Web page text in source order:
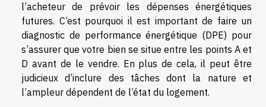
l’acheteur de prévoir les dépenses énergétiques
futures. C’est pourquoi il est important de faire un
diagnostic de performance énergétique (DPE) pour
s’assurer que votre bien se situe entre les points A et
D avant de le vendre. En plus de cela, il peut être
judicieux d’inclure des tâches dont la nature et
l’ampleur dépendent de l’état du logement.